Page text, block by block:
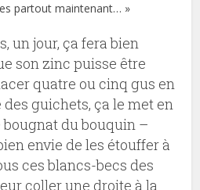
partout maintenant… »
un jour, ça fera bien
son zinc puisse être
quatre ou cinq gus en
guichets, ça le met en
bougnat du bouquin –
envie de les étouffer à
ces blancs-becs des
coller une droite à la